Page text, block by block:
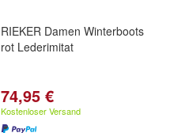
RIEKER Damen Winterboots
rot Lederimitat
74,95 €
Kostenloser Versand